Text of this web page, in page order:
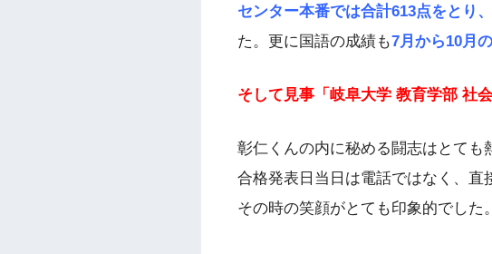
センター本番では合計613点をとり
た。更に国語の成績も7月から10月
そして見事「岐阜大学 教育学部 社
彰仁くんの内に秘める闘志はとて
合格発表日当日は電話ではなく、直
その時の笑顔がとても印象的でした。